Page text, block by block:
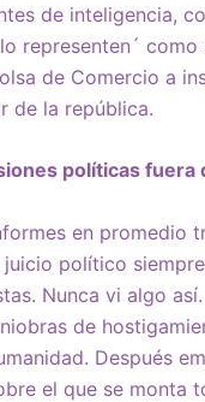
de inteligencia,
representen´
de Comercio a
de la república.
políticas fuera
en promedio
político
Nunca vi algo
de
Después
el que se monta